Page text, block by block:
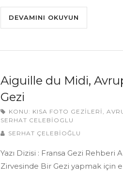
DEVAMINI OKUYUN
Aiguille du Midi,
Gezi
KONU: KISA FOTO GEZILERI ,
SERHAT CELEBIOGLU
SERHAT ÇELEBİOĞLU
Yazı Dizisi : Fransa Gezi Rehberi
Zirvesinde Bir Gezi yapmak için